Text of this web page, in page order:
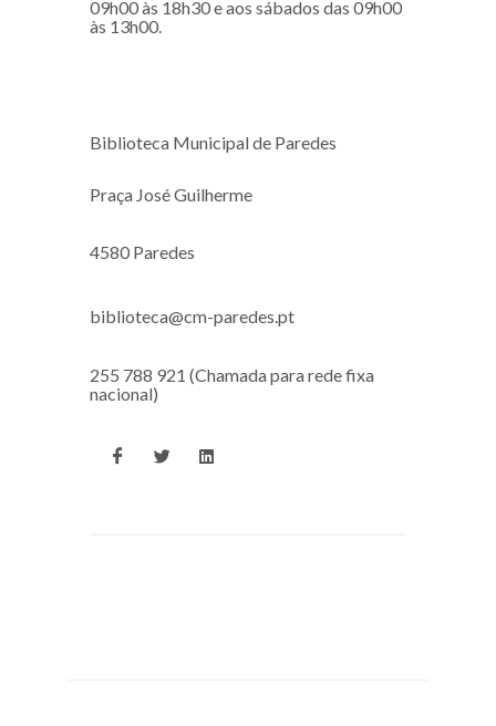
09h00 às 18h30 e aos sábados das 09h00
às 13h00.
Biblioteca Municipal de Paredes
Praça José Guilherme
4580 Paredes
biblioteca@cm-paredes.pt
255 788 921 (Chamada para rede fixa
nacional)